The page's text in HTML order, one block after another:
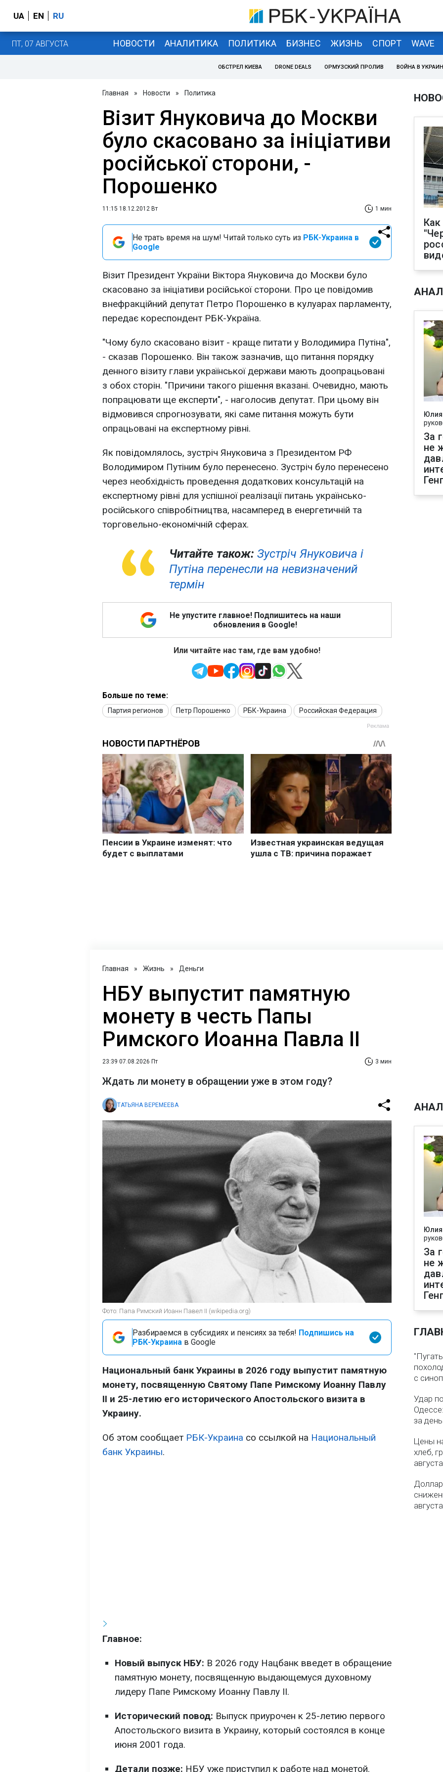
UA EN RU
ПТ, 07 АВГУСТА НОВОСТИ АНАЛИТИКА ПОЛИТИКА БИЗНЕС ЖИЗНЬ СПОРТ WAVE
ОБСТРЕЛ КИЕВА DRONE DEALS ОРМУЗСКИЙ ПРОЛИВ ВОЙНА В
Главная » Новости » Политика
Візит Януковича до Москви
було скасовано за ініціативи
російської сторони, -
Порошенко
11:15 18.12.2012 Вт 1 мин
Не трать время на шум! Читай только суть из РБК-Украина в
Google
Візит Президент України Віктора Януковича до Москви було
скасовано за ініціативи російської сторони. Про це повідомив
внефракційний депутат Петро Порошенко в кулуарах парламенту,
передає кореспондент РБК-Україна.
"Чому було скасовано візит - краще питати у Володимира Путіна",
- сказав Порошенко. Він також зазначив, що питання порядку
денного візиту глави української держави мають доопрацьовані
з обох сторін. "Причини такого рішення вказані. Очевидно, мають
попрацювати ще експерти", - наголосив депутат. При цьому він
відмовився спрогнозувати, які саме питання можуть бути
опрацьовані на експертному рівні.
Як повідомлялось, зустріч Януковича з Президентом РФ
Володимиром Путіним було перенесено. Зустріч було перенесено
через необхідність проведення додаткових консультацій на
експертному рівні для успішної реалізації питань українсько-
російського співробітництва, насамперед в енергетичній та
торговельно-економічній сферах.
Читайте також: Зустріч Януковича і
Путіна перенесли на невизначений
термін
Не упустите главное! Подпишитесь на наши
обновления в Google!
Или читайте нас там, где вам удобно!
Больше по теме:
Партия регионов Петр Порошенко РБК-Украина Российская Федерация
За
не
Главная » Жизнь » Деньги
НБУ выпустит памятную
монету в честь Папы
Римского Иоанна Павла II
23:39 07.08.2026 Пт 3 мин
Ждать ли монету в обращении уже в этом году?
ТАТЬЯНА ВЕРЕМЕЕВА
Фото: Папа Римский Иоанн Павел II (wikipedia.org)
Разбираемся в субсидиях и пенсиях за тебя! Подпишись на
РБК-Украина в Google
Национальный банк Украины в 2026 году выпустит памятную
монету, посвященную Святому Папе Римскому Иоанну Павлу
II и 25-летию его исторического Апостольского визита в
Украину.
Об этом сообщает РБК-Украина со ссылкой на Национальный
банк Украины.
Главное:
Новый выпуск НБУ: В 2026 году Нацбанк введет в обращение
памятную монету, посвященную выдающемуся духовному
лидеру Папе Римскому Иоанну Павлу II.
Исторический повод: Выпуск приурочен к 25-летию первого
Апостольского визита в Украину, который состоялся в конце
июня 2001 года.
Детали позже: НБУ уже приступил к работе над монетой.
За
не
с
Удар
за
Цены
хлеб,
августа